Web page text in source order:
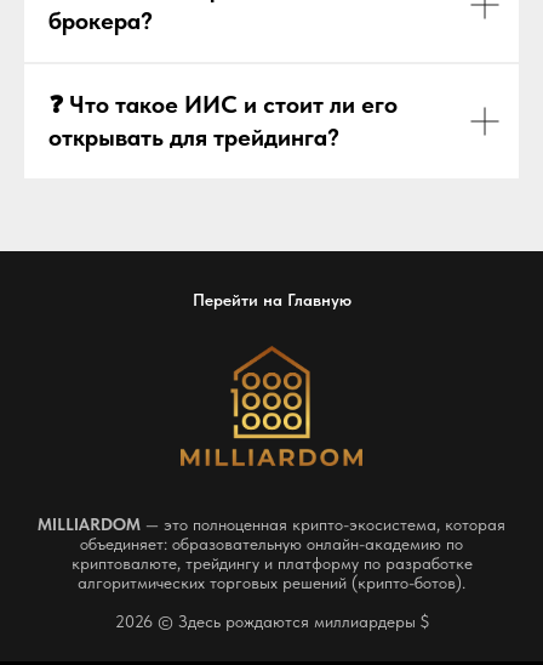
брокера?
❓ Что такое ИИС и стоит ли его
открывать для трейдинга?
Перейти на Главную
MILLIARDOM — это полноценная крипто-экосистема, которая
объединяет: образовательную онлайн-академию по
криптовалюте, трейдингу и платформу по разработке
алгоритмических торговых решений (крипто-ботов).
2026 © Здесь рождаются миллиардеры $